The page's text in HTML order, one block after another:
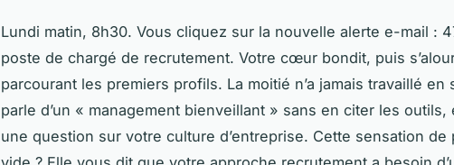
Lundi matin, 8h30. Vous cliquez sur la nouvelle alerte e-mail :
poste de chargé de recrutement. Votre cœur bondit, puis
parcourant les premiers profils. La moitié n’a jamais travaillé
parle d’un « management bienveillant » sans en citer les
une question sur votre culture d’entreprise. Cette sensation de